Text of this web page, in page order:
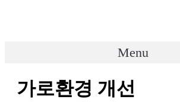
Menu
가로환경 개선